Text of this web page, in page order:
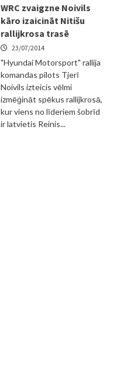
WRC zvaigzne Noivils
kāro izaicināt Nitišu
rallijkrosa trasē
23/07/2014
"Hyundai Motorsport" rallija
komandas pilots Tjerī
Noivils izteicis vēlmi
izmēģināt spēkus rallijkrosā,
kur viens no līderiem šobrīd
ir latvietis Reinis...